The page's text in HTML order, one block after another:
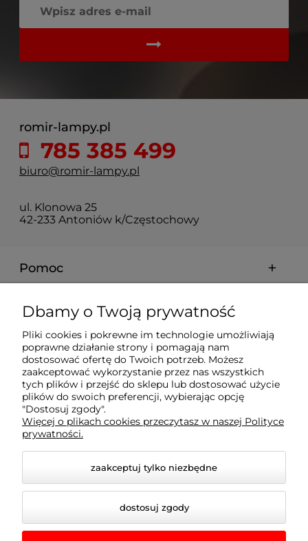
romir-lampy.pl
785 385 499
biuro@romir-lampy.pl
ul. Klonowa 25
42-233 Antoniów k/Częstochowy
Pomoc
Moje konto
Płatności i dostawa
Informacje
O nas
Dbamy o Twoją prywatność
Pliki cookies i pokrewne im technologie umożliwiają
poprawne działanie strony i pomagają nam
dostosować ofertę do Twoich potrzeb. Możesz
zaakceptować wykorzystanie przez nas wszystkich
tych plików i przejść do sklepu lub dostosować użycie
plików do swoich preferencji, wybierając opcję
"Dostosuj zgody".
Więcej o plikach cookies przeczytasz w naszej Polityce
prywatności.
zaakceptuj tylko niezbędne
dostosuj zgody